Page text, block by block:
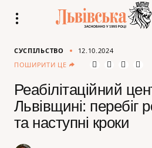
СУСПІЛЬСТВО
12.10.2024
ПОШИРИТИ ЦЕ
Реабілітаційний
Львівщині: перебіг
та наступні кроки